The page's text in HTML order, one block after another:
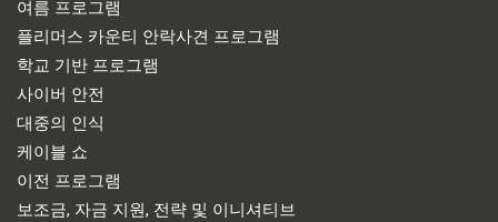
여름 프로그램
플리머스 카운티 안락사견 프로그램
학교 기반 프로그램
사이버 안전
대중의 인식
케이블 쇼
이전 프로그램
보조금, 자금 지원, 전략 및 이니셔티브